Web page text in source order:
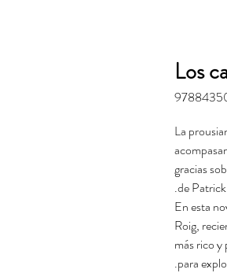
Los
La
gracias
de
En esta
Roig,
más rico y
para